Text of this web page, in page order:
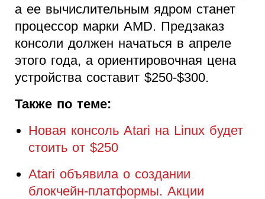
а ее вычислительным ядром станет
процессор марки AMD. Предзаказ
консоли должен начаться в апреле
этого года, а ориентировочная цена
устройства составит $250-$300.
Также по теме:
Новая консоль Atari на Linux будет
стоить от $250
Atari объявила о создании
блокчейн-платформы. Акции